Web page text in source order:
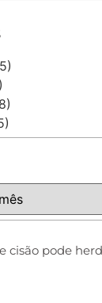
cisão pode